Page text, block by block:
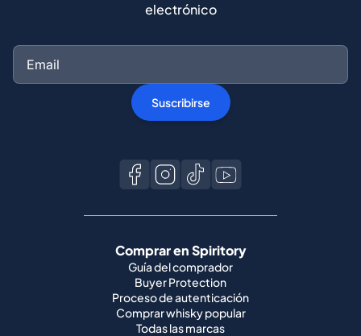
electrónico
Suscribirse
Comprar en Spiritory
Guía del comprador
Buyer Protection
Proceso de autenticación
Comprar whisky popular
Todas las marcas